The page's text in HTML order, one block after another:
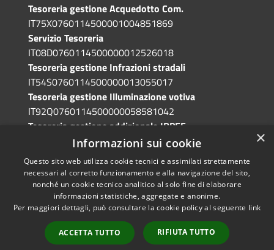
Tesoreria gestione Acquedotto Com.
IT75X0760114500001004851869
Servizio Tesoreria
IT08D0760114500000012526018
Tesoreria gestione Infrazioni stradali
IT54S0760114500000013055017
Tesoreria gestione Illuminazione votiva
IT92Q0760114500000058581042
Tesoreria gestione addizionale IRPEF
IT71A0760114500000086341765
Accessibilità
Copyright © 2026 • Comune di
Grotte di Castro • Powered by
Municipium•
Accesso
redazione
×
Informazioni sui cookie
Questo sito web utilizza cookie tecnici e assimilati strettamente
necessari al corretto funzionamento e alla navigazione del sito,
nonché un cookie tecnico analitico al solo fine di elaborare
informazioni statistiche, aggregate e anonime.
Per maggiori dettagli, può consultare la cookie policy al seguente link
ACCETTA TUTTO RIFIUTA TUTTO